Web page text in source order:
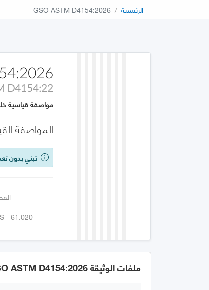
الرئيسية GSO ASTM D4154:2026
D4154:22
مواصفة قياسية
المواصفة
تبني بدون
- 61.020
ملفات الوثيقة GSO ASTM D4154:2026